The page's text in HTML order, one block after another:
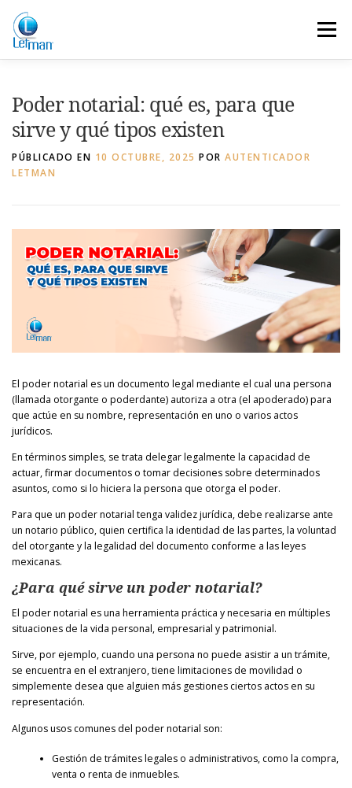
contenido
Menú
Poder notarial: qué es, para que
sirve y qué tipos existen
PÚBLICADO EN 10 OCTUBRE, 2025 POR AUTENTICADOR
LETMAN
El poder notarial es un documento legal mediante el cual una persona
(llamada otorgante o poderdante) autoriza a otra (el apoderado) para
que actúe en su nombre, representación en uno o varios actos
jurídicos.
En términos simples, se trata delegar legalmente la capacidad de
actuar, firmar documentos o tomar decisiones sobre determinados
asuntos, como si lo hiciera la persona que otorga el poder.
Para que un poder notarial tenga validez jurídica, debe realizarse ante
un notario público, quien certifica la identidad de las partes, la voluntad
del otorgante y la legalidad del documento conforme a las leyes
mexicanas.
¿Para qué sirve un poder notarial?
El poder notarial es una herramienta práctica y necesaria en múltiples
situaciones de la vida personal, empresarial y patrimonial.
Sirve, por ejemplo, cuando una persona no puede asistir a un trámite,
se encuentra en el extranjero, tiene limitaciones de movilidad o
simplemente desea que alguien más gestiones ciertos actos en su
representación.
Algunos usos comunes del poder notarial son:
Gestión de trámites legales o administrativos, como la compra,
venta o renta de inmuebles.